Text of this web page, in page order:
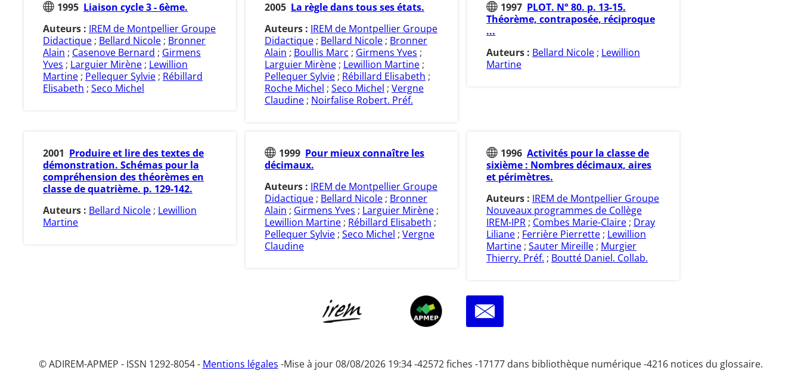
1995 Liaison cycle 3 - 6ème.
Auteurs : IREM de Montpellier Groupe
Didactique; Bellard Nicole; Bronner
Alain ; Casenove Bernard ; Girmens
Yves ; Larguier Mirène; Lewillion
Martine; Pellequer Sylvie; Rébillard
Elisabeth ; Seco Michel
2005 La règle dans tous ses états.
Auteurs : IREM de Montpellier Groupe
Didactique; Bellard Nicole; Bronner
Alain ; Boullis Marc ; Girmens Yves ;
Larguier Mirène; Lewillion Martine;
Pellequer Sylvie; Rébillard Elisabeth ;
Roche Michel ; Seco Michel ; Vergne
Claudine; Noirfalise Robert. Préf.
1997 PLOT. N° 80. p. 13-15.
Théorème, contraposée, réciproque
...
Auteurs : Bellard Nicole; Lewillion
Martine
2001 Produire et lire des textes de
démonstration. Schémas pour la
compréhension des théorèmes en
classe de quatrième. p. 129-142.
Auteurs : Bellard Nicole ; Lewillion
Martine
1999 Pour mieux connaître les
décimaux.
Auteurs : IREM de Montpellier Groupe
Didactique ; Bellard Nicole ; Bronner
Alain ; Girmens Yves ; Larguier Mirène ;
Lewillion Martine ; Rébillard Elisabeth ;
Pellequer Sylvie ; Seco Michel ; Vergne
Claudine
1996 Activités pour la classe de
sixième : Nombres décimaux, aires
et périmètres.
Auteurs : IREM de Montpellier Groupe
Nouveaux programmes de Collège
IREM-IPR ; Combes Marie-Claire ; Dray
Liliane ; Ferrière Pierrette ; Lewillion
Martine ; Sauter Mireille ; Murgier
Thierry. Préf. ; Boutté Daniel. Collab.
© ADIREM-APMEP - ISSN 1292-8054 - Mentions légales -Mise à jour 08/08/2026 19:34 -42572 fiches -17177 dans bibliothèque numérique -4216 notices du glossaire.